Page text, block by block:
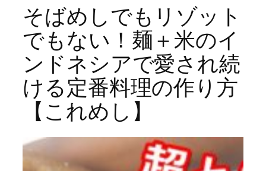
そばめしでもリゾット
でもない！麺＋米のイ
ンドネシアで愛され続
ける定番料理の作り方
【これめし】